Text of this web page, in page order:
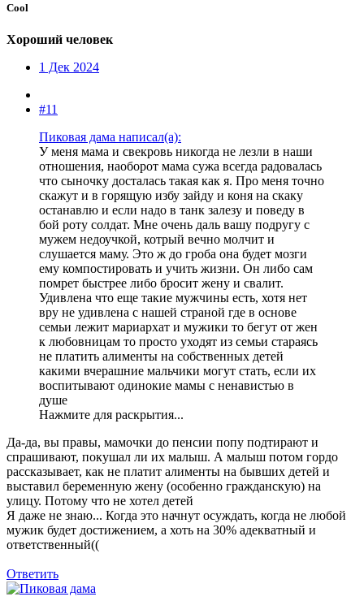
Cool
Хороший человек
1 Дек 2024
#11
Пиковая дама написал(а):
У меня мама и свекровь никогда не лезли в наши
отношения, наоборот мама сужа всегда радовалась
что сыночку досталась такая как я. Про меня точно
скажут и в горящую избу зайду и коня на скаку
останавлю и если надо в танк залезу и поведу в
бой роту солдат. Мне очень даль вашу подругу с
мужем недоучкой, котрый вечно молчит и
слушается маму. Это ж до гроба она будет мозги
ему компостировать и учить жизни. Он либо сам
помрет быстрее либо бросит жену и свалит.
Удивлена что еще такие мужчины есть, хотя нет
вру не удивлена с нашей страной где в основе
семьи лежит мариархат и мужики то бегут от жен
к любовницам то просто уходят из семьи стараясь
не платить алименты на собственных детей
какими вчерашние мальчики могут стать, если их
воспитывают одинокие мамы с ненавистью в
душе
Нажмите для раскрытия...
Да-да, вы правы, мамочки до пенсии попу подтирают и
спрашивают, покушал ли их малыш. А малыш потом гордо
рассказывает, как не платит алименты на бывших детей и
выставил беременную жену (особенно гражданскую) на
улицу. Потому что не хотел детей
Я даже не знаю... Когда это начнут осуждать, когда не любой
мужик будет достижением, а хоть на 30% адекватный и
ответственный((
Ответить